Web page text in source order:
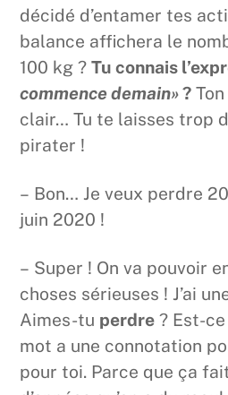
décidé d’entamer tes
balance affichera le
100 kg ?Tu connais
commence demain»?
clair… Tu te laisses trop
pirater !
– Bon… Je veux perdre
juin 2020 !
– Super ! On va pouvoir
choses sérieuses ! J’ai
Aimes-tu perdre ? Est-ce
mot a une connotation
pour toi. Parce que ça